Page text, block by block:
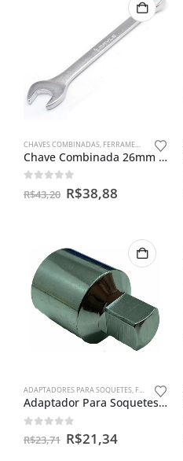
CHAVES COMBINADAS, FERRAMENTAS MANUAIS
Chave Combinada 26mm Mayle
out of 5
R$43,20 R$38,88
ADAPTADORES PARA SOQUETES, FERRAMENTAS MANUAIS
Adaptador Para Soquetes Entra 1/2 Sai 3/8 Macho Em Aço Cr-v
out of 5
R$23,71 R$21,34